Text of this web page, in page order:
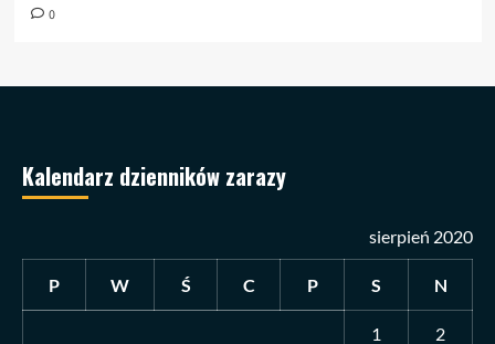
0
Kalendarz dzienników zarazy
sierpień 2020
P W Ś C P S N
1 2